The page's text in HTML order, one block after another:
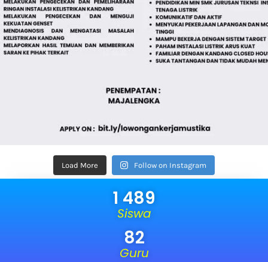
Load More Follow on Instagram
Siswa
1 489
Guru
82